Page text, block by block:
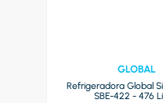
GLOBAL
Refrigeradora Global
SBE-422 - 476